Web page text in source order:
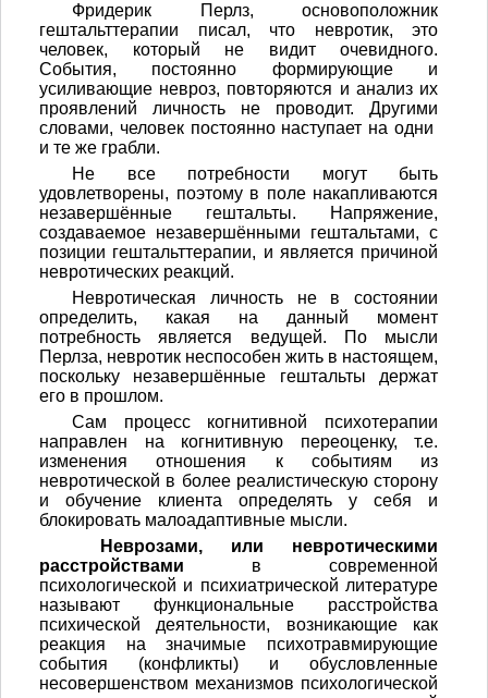
Фридерик Перлз, основоположник
гештальттерапии писал, что невротик, это
человек, который не видит очевидного.
События, постоянно формирующие и
усиливающие невроз, повторяются и анализ их
проявлений личность не проводит. Другими
словами, человек постоянно наступает на одни
и те же грабли.
Не все потребности могут быть
удовлетворены, поэтому в поле накапливаются
незавершённые гештальты. Напряжение,
создаваемое незавершёнными гештальтами, с
позиции гештальттерапии, и является причиной
невротических реакций.
Невротическая личность не в состоянии
определить, какая на данный момент
потребность является ведущей. По мысли
Перлза, невротик неспособен жить в настоящем,
поскольку незавершённые гештальты держат
его в прошлом.
Сам процесс когнитивной психотерапии
направлен на когнитивную переоценку, т.е.
изменения отношения к событиям из
невротической в более реалистическую сторону
и обучение клиента определять у себя и
блокировать малоадаптивные мысли.
Неврозами, или невротическими
расстройствами в современной
психологической и психиатрической литературе
называют функци­ональные расстройства
психической деятельности, возникающие как
реакция на значимые психотравмирующие
события (конфликты) и обусловленные
несовершенством механизмов психологической